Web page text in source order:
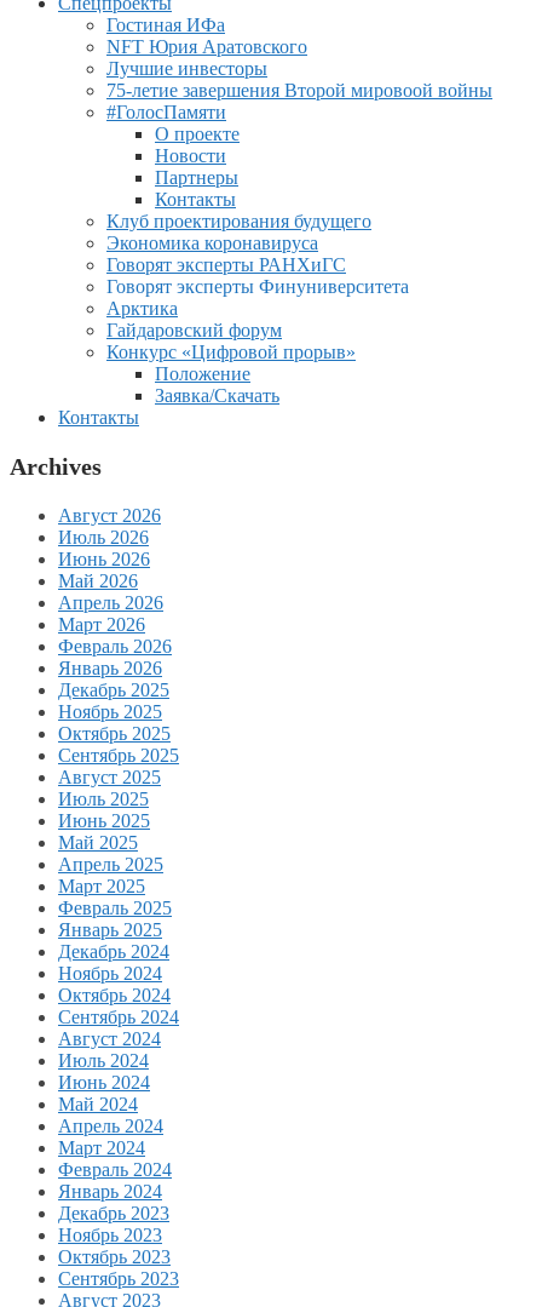
Гостиная ИФа
NFT Юрия Аратовского
Лучшие инвесторы
75-летие завершения Второй мировоой войны
#ГолосПамяти
О проекте
Новости
Партнеры
Контакты
Клуб проектирования будущего
Экономика коронавируса
Говорят эксперты РАНХиГС
Говорят эксперты Финуниверситета
Арктика
Гайдаровский форум
Конкурс «Цифровой прорыв»
Положение
Заявка/Скачать
Контакты
Archives
Август 2026
Июль 2026
Июнь 2026
Май 2026
Апрель 2026
Март 2026
Февраль 2026
Январь 2026
Декабрь 2025
Ноябрь 2025
Октябрь 2025
Сентябрь 2025
Август 2025
Июль 2025
Июнь 2025
Май 2025
Апрель 2025
Март 2025
Февраль 2025
Январь 2025
Декабрь 2024
Ноябрь 2024
Октябрь 2024
Сентябрь 2024
Август 2024
Июль 2024
Июнь 2024
Май 2024
Апрель 2024
Март 2024
Февраль 2024
Январь 2024
Декабрь 2023
Ноябрь 2023
Октябрь 2023
Сентябрь 2023
Август 2023